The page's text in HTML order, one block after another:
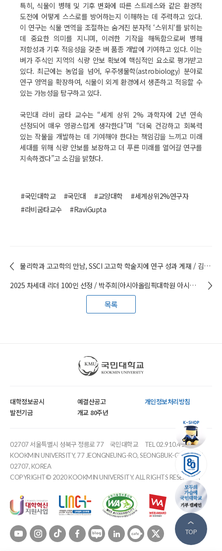
특히, 식물이 병해 및 기후 변화에 따른 스트레스와 같은 환경적
도전에 어떻게 스스로를 방어하는지 이해하는 데 주력하고 있다.
이 연구는 식물 면역을 조절하는 숨겨진 분자적 ‘스위치‘를 밝히는
데 중요한 의미를 지니며, 이러한 기작을 해독함으로써 병해
저항성과 기후 적응성을 갖춘 벼 품종 개발에 기여하고 있다. 이는
벼가 주식인 지역의 식량 안보 확보에 핵심적인 요소로 평가받고
있다. 최근에는 농업을 넘어, 우주생물학(astrobiology) 분야로
연구 영역을 확장하여, 식물이 외계 환경에서 생존하고 적응할 수
있는 가능성을 탐구하고 있다.
국민대 라비 굽타 교수는 “세계 상위 2% 과학자에 2년 연속
선정되어 매우 영광스럽게 생각한다”며 “더욱 건강하고 회복력
있는 작물을 개발하는 데 기여해야 한다는 책임감을 느끼고 미래
세대를 위해 식량 안보를 보장하고 더 푸른 미래를 열어갈 연구를
지속하겠다”고 소감을 밝혔다.
#국민대학교 #국민대 #교양대학
#세계상위2%연구자
#라비굽타교수
#RaviGupta
물리학과 고고학의 만남, SSCI 고고학 학술지에 연구 성과 게재 / 김철성(나노전자물리학과) 명예교수
2025 차세대 리더 100인 선정 / 박주희(아시아올림픽대학원 아시아올림픽거버넌스·정책전공) 교수
목록
TOP
국민대학교
대학정보공시 예결산공고
개인정보처리방침
발전기금
개교 80주년
02707 서울특별시 성북구 정릉로 77 국민대학교
TEL 02.910.4114
KOOKMIN UNIVERSITY, 77 JEONGNEUNG-RO, SEONGBUK-GU, SEOUL,
02707, KOREA
COPYRIGHT© 2020 KOOKMIN UNIVERSITY. ALL RIGHTS RESERVED.
유튜브 인스타 틱톡 페이스북블로그 링크드인카페 트위터